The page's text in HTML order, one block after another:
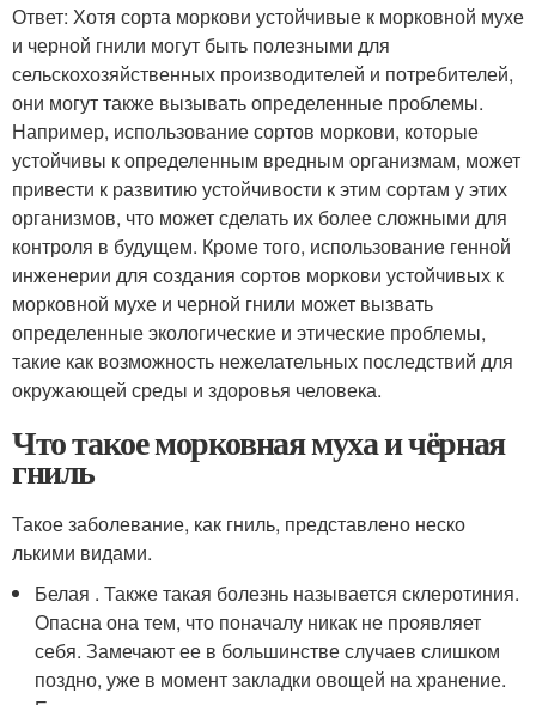
Ответ: Хотя сорта моркови устойчивые к морковной мухе
и черной гнили могут быть полезными для
сельскохозяйственных производителей и потребителей,
они могут также вызывать определенные проблемы.
Например, использование сортов моркови, которые
устойчивы к определенным вредным организмам, может
привести к развитию устойчивости к этим сортам у этих
организмов, что может сделать их более сложными для
контроля в будущем. Кроме того, использование генной
инженерии для создания сортов моркови устойчивых к
морковной мухе и черной гнили может вызвать
определенные экологические и этические проблемы,
такие как возможность нежелательных последствий для
окружающей среды и здоровья человека.
Что такое морковная муха и чёрная
гниль
Такое заболевание, как гниль, представлено неско
лькими видами.
Белая . Также такая болезнь называется склеротиния.
Опасна она тем, что поначалу никак не проявляет
себя. Замечают ее в большинстве случаев слишком
поздно, уже в момент закладки овощей на хранение.